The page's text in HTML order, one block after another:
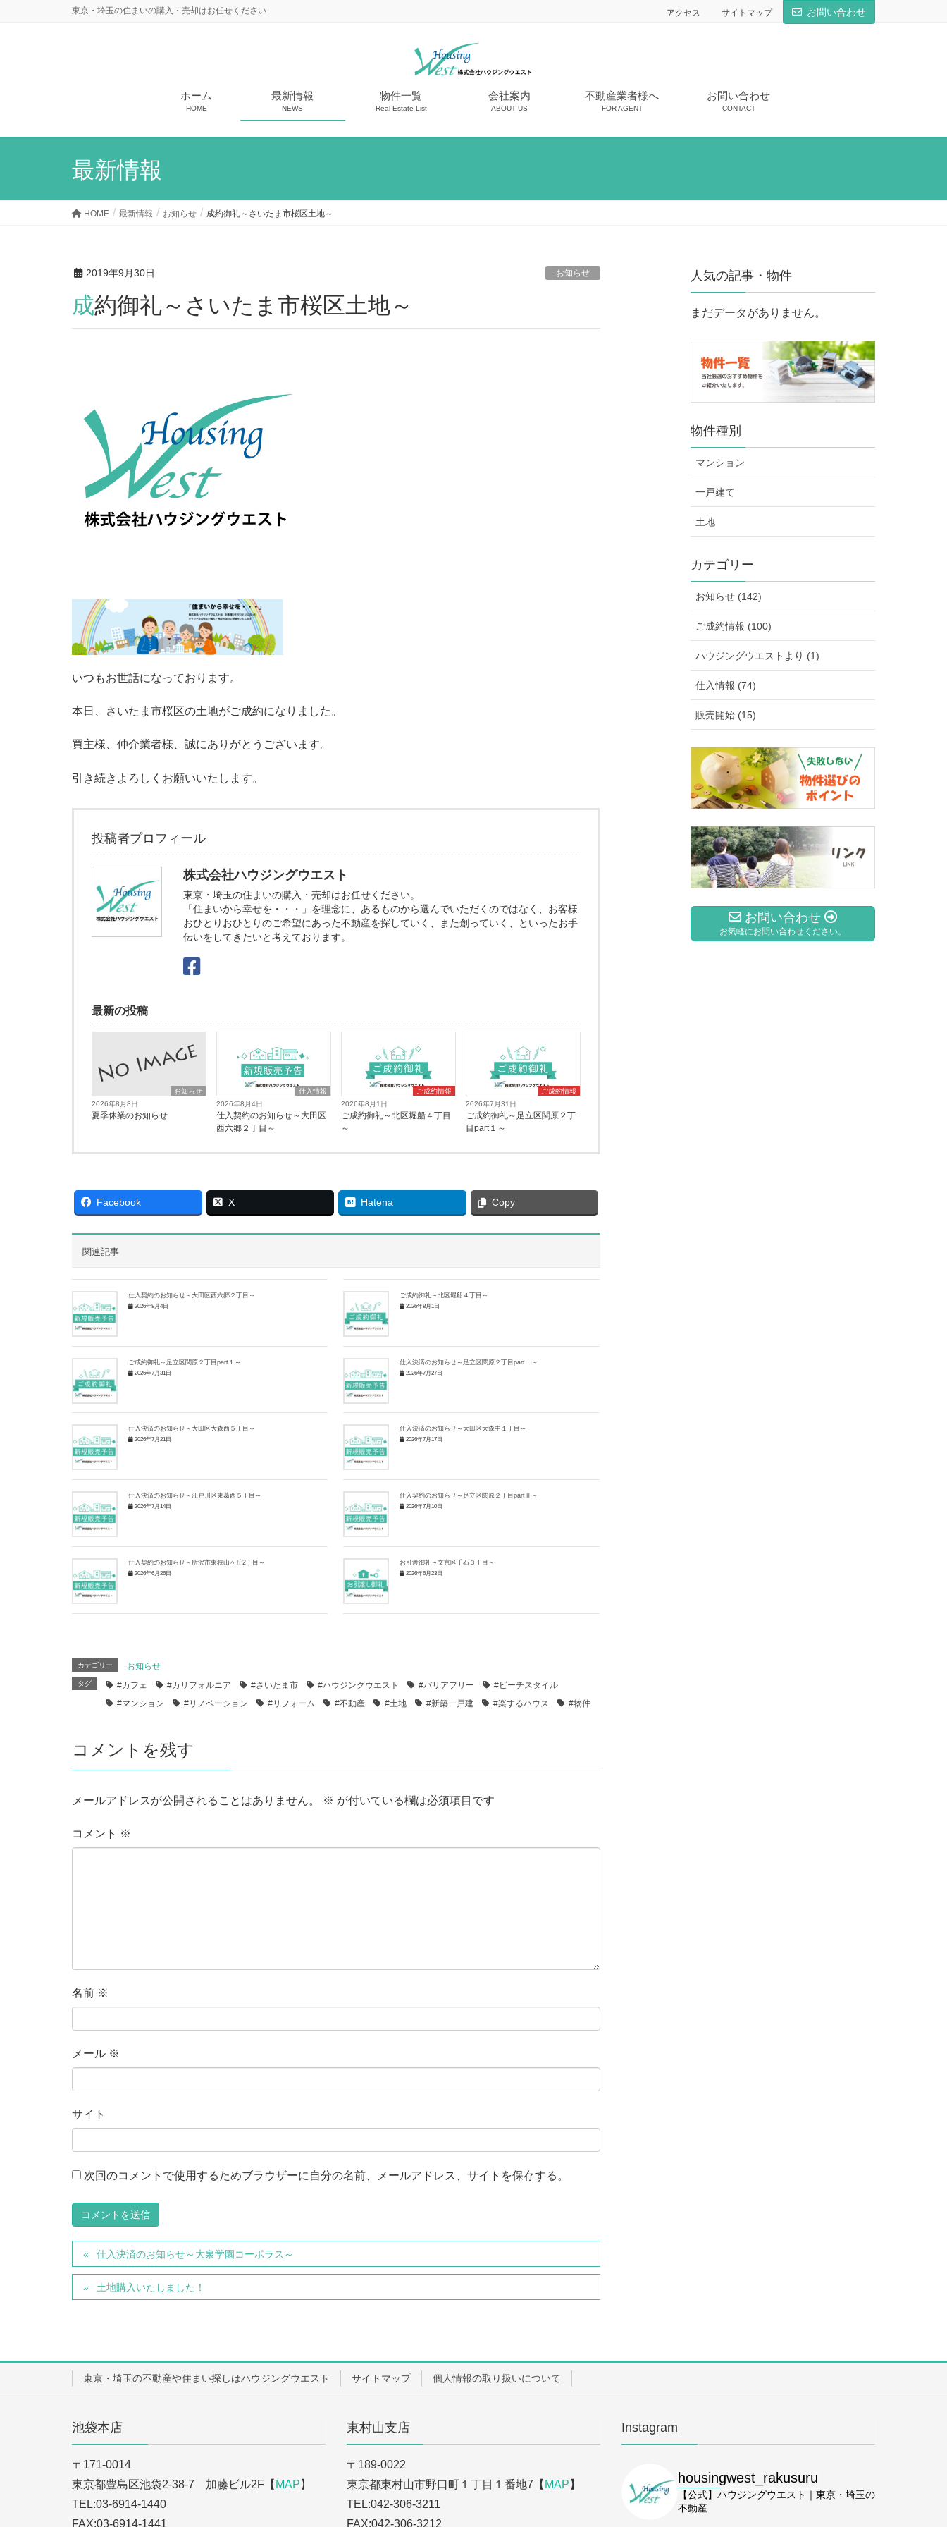
東京・埼玉の住まいの購入・売却はお任せください アクセス サイトマップ お問い合わせ
ホーム
HOME
最新情報
NEWS
物件一覧
Real Estate List
会社案内
ABOUT US
不動産業者様へ
FOR AGENT
お問い合わせ
CONTACT
最新情報
HOME 最新情報 お知らせ 成約御礼～さいたま市桜区土地～
2019年9月30日 お知らせ
成約御礼～さいたま市桜区土地～
いつもお世話になっております。
本日、さいたま市桜区の土地がご成約になりました。
買主様、仲介業者様、誠にありがとうございます。
引き続きよろしくお願いいたします。
投稿者プロフィール
株式会社ハウジングウエスト
東京・埼玉の住まいの購入・売却はお任せください。
「住まいから幸せを・・・」を理念に、あるものから選んでいただくのではなく、お客様
おひとりおひとりのご希望にあった不動産を探していく、また創っていく、といったお手
伝いをしてきたいと考えております。
最新の投稿
お知らせ
2026年8月8日
夏季休業のお知らせ
仕入情報
2026年8月4日
仕入契約のお知らせ～大田区
西六郷２丁目～
ご成約情報
2026年8月1日
ご成約御礼～北区堀船４丁目
～
ご成約情報
2026年7月31日
ご成約御礼～足立区関原２丁
目part１～
Facebook X Hatena Copy
関連記事
仕入契約のお知らせ～大田区西六郷２丁目～
2026年8月4日
ご成約御礼～北区堀船４丁目～
2026年8月1日
ご成約御礼～足立区関原２丁目part１～
2026年7月31日
仕入決済のお知らせ～足立区関原２丁目partⅠ～
2026年7月27日
仕入決済のお知らせ～大田区大森西５丁目～
2026年7月21日
仕入決済のお知らせ～大田区大森中１丁目～
2026年7月17日
仕入決済のお知らせ～江戸川区東葛西５丁目～
2026年7月14日
仕入契約のお知らせ～足立区関原２丁目partⅡ～
2026年7月10日
仕入契約のお知らせ～所沢市東狭山ヶ丘2丁目～
2026年6月26日
お引渡御礼～文京区千石３丁目～
2026年6月23日
カテゴリー お知らせ
タグ #カフェ #カリフォルニア #さいたま市 #ハウジングウエスト #バリアフリー
#ビーチスタイル
#マンション
#リノベーション #リフォーム #不動産 #土地 #新築一戸建 #楽するハウス #物件
コメントを残す
メールアドレスが公開されることはありません。 ※ が付いている欄は必須項目です
コメント ※
名前 ※
メール ※
サイト
次回のコメントで使用するためブラウザーに自分の名前、メールアドレス、サイトを保存する。
仕入決済のお知らせ～大泉学園コーポラス～
土地購入いたしました！
人気の記事・物件
まだデータがありません。
物件種別
マンション
一戸建て
土地
カテゴリー
お知らせ (142)
ご成約情報 (100)
ハウジングウエストより (1)
仕入情報 (74)
販売開始 (15)
お問い合わせ
お気軽にお問い合わせください。
東京・埼玉の不動産や住まい探しはハウジングウエスト サイトマップ 個人情報の取り扱いについて
池袋本店
〒171-0014
東京都豊島区池袋2-38-7 加藤ビル2F【 MAP 】
TEL:03-6914-1440
FAX:03-6914-1441
東村山支店
〒189-0022
東京都東村山市野口町１丁目１番地7【 MAP 】
TEL:042-306-3211
FAX:042-306-3212
Instagram
housingwest_rakusuru
【公式】ハウジングウエスト｜東京・埼玉の
不動産